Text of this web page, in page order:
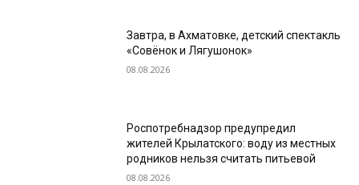
Завтра, в Ахматовке, детский спектакль
«Совёнок и Лягушонок»
08.08.2026
Роспотребнадзор предупредил
жителей Крылатского: воду из местных
родников нельзя считать питьевой
08.08.2026